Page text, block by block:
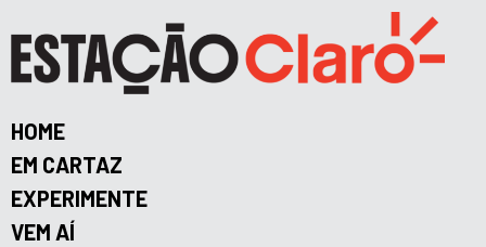
HOME
EM CARTAZ
EXPERIMENTE
VEM AÍ